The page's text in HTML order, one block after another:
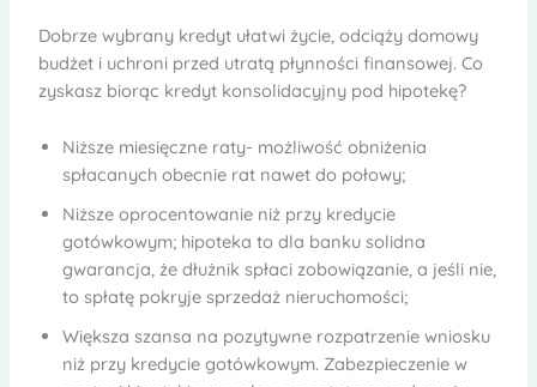
Dobrze wybrany kredyt ułatwi życie, odciąży domowy
budżet i uchroni przed utratą płynności finansowej. Co
zyskasz biorąc kredyt konsolidacyjny pod hipotekę?
Niższe miesięczne raty- możliwość obniżenia
spłacanych obecnie rat nawet do połowy;
Niższe oprocentowanie niż przy kredycie
gotówkowym; hipoteka to dla banku solidna
gwarancja, że dłużnik spłaci zobowiązanie, a jeśli nie,
to spłatę pokryje sprzedaż nieruchomości;
Większa szansa na pozytywne rozpatrzenie wniosku
niż przy kredycie gotówkowym. Zabezpieczenie w